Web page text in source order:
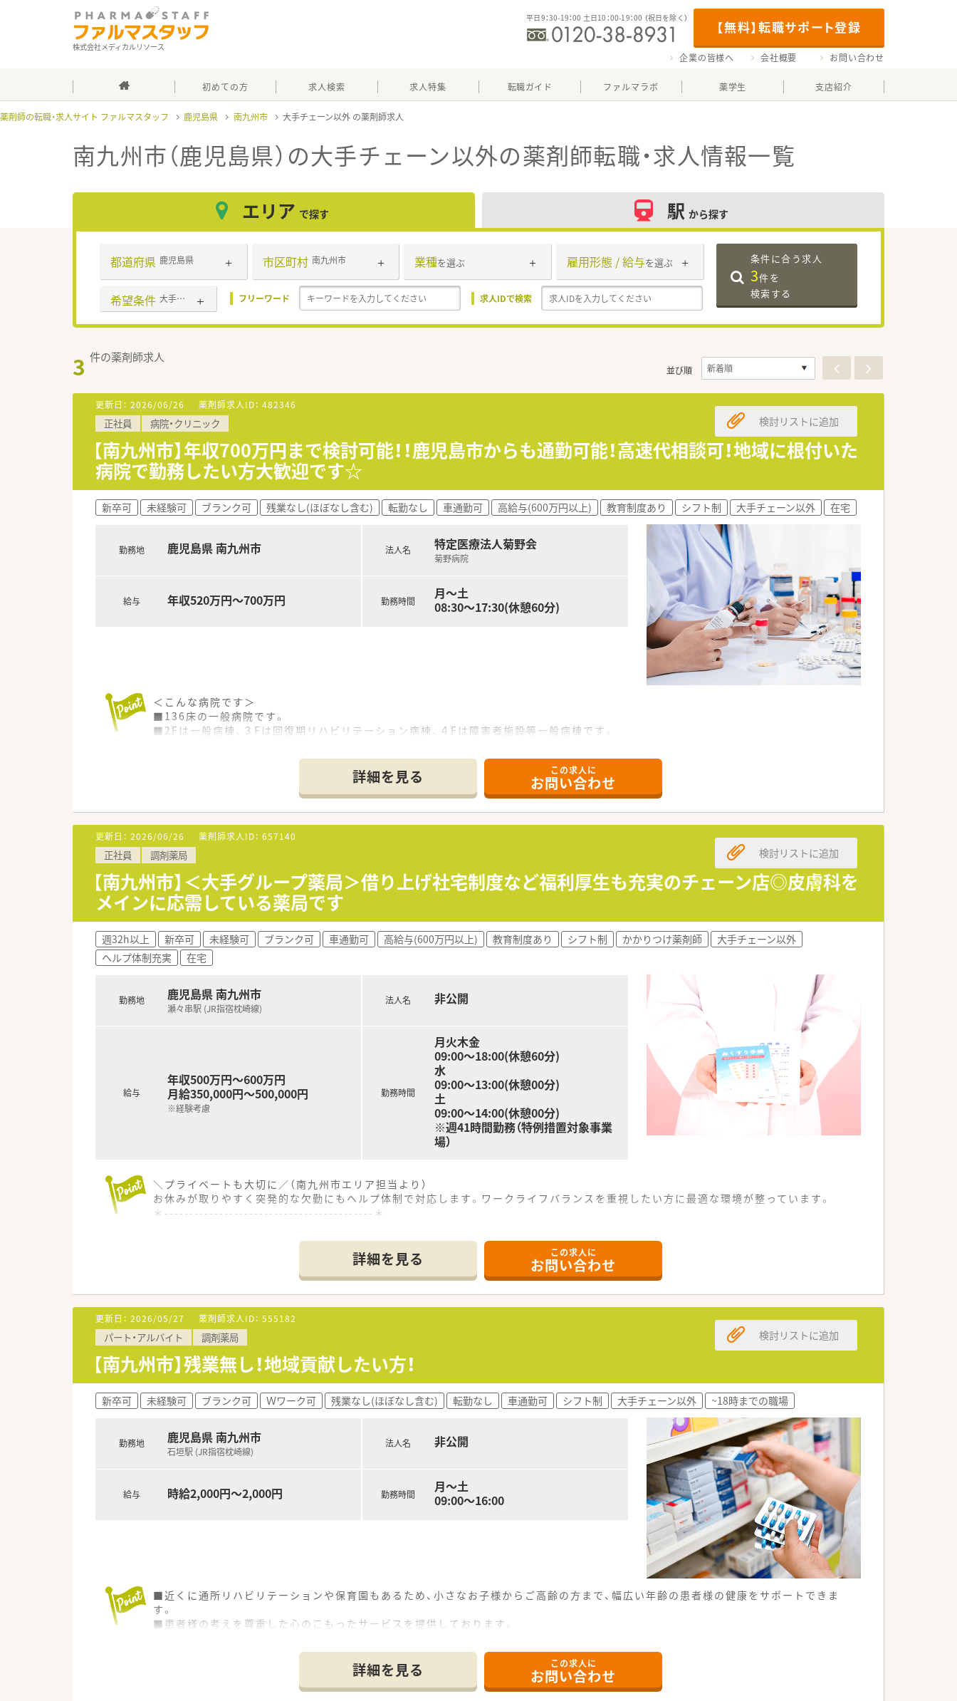
株式会社メディカルリソース
【無料】転職サポート登録
平日9：30-19：00 土日10：00-19：00 （祝日を除く）
企業の皆様へ 会社概要 お問い合わせ
初めての方 求人検索 求人特集 転職ガイド ファルマラボ 薬学生 支店紹介
薬剤師の転職・求人サイト ファルマスタッフ 鹿児島県 南九州市 大手チェーン以外
南九州市（鹿児島県）の大手チェーン以外の薬剤師転職・求人情報一覧
エリア で探す 駅 から探す
都道府県 鹿児島県 市区町村 南九州市 業種を選ぶ 雇用形態 / 給与を選ぶ
希望条件 大手チェーン以外 フリーワード 求人IDで検索
条件に合う求人
3件を
検索する
3 件の薬剤師求人
並び順
更新日： 2026/06/26 薬剤師求人ID： 482346
正社員 病院・クリニック
【南九州市】年収700万円まで検討可能！！鹿児島市からも通勤可能！高速代相談可！地域に根付いた
病院で勤務したい方大歓迎です☆
検討リストに追加
新卒可 未経験可 ブランク可 残業なし(ほぼなし含む) 転勤なし 車通勤可 高給与(600万円以上) 教育制度あり シフト制 大手チェーン以外 在宅
勤務地 鹿児島県 南九州市
給与 年収520万円～700万円
法人名 特定医療法人菊野会
菊野病院
勤務時間
月～土
08:30～17:30(休憩60分)
＜こんな病院です＞
■136床の一般病院です。
■2Fは一般病棟、３Fは回復期リハビリテーション病棟、４Fは障害者施設等一般病棟です。
■目指す医療は、「きく」医療。患者様・利用者様のお話を聴き、なにげない会話からその方の想いや状態を汲み取ることが、ひとりひと
りに応じた「効く」医療・介護につながるように患者様ファーストの意識を持って運営しております。
■地域のお祭り・講演会・ボランティアの受け入れなど活動にも力を入れており、地域の根付いた病院です。
■病院の前には足湯が入れるスペースがあり、地域の方が集まれるスペースなどもございます。
■年間休日が109日になり、年末年始もしっかりとお休みを取ることができます。
■病院勤務者の30％以上は鹿児島市内よりご勤務されており、道も混まない為鹿児島市内にお住いの方も大歓迎です。
＜職場環境＞
■現在、40代男性がご勤務されております。
■助手さんは3名おります。
■色んな業種の方がご勤務されておりますが、関係性が良くチーム医療をする環境が整っております。
■食堂が完備されてますが、職員の方は１回350円でご利用頂けます。
■寮は2024年に改築しておりますので綺麗です。月23,000円で利用可能です。
■有給取得率は70%以上ございます。
＜業務内容＞
■調剤業務
■処方監査
■今後は病棟服薬指導も検討されております。
詳細を見る この求人に
お問い合わせ
更新日： 2026/06/26 薬剤師求人ID： 657140
正社員 調剤薬局
【南九州市】＜大手グループ薬局＞借り上げ社宅制度など福利厚生も充実のチェーン店◎皮膚科を
メインに応需している薬局です
検討リストに追加
週32h以上 新卒可 未経験可 ブランク可 車通勤可 高給与(600万円以上) 教育制度あり シフト制 かかりつけ薬剤師
大手チェーン以外
ヘルプ体制充実
在宅
勤務地 鹿児島県 南九州市
瀬々串駅 (JR指宿枕崎線)
給与
年収500万円～600万円
月給350,000円～500,000円
※経験考慮
法人名 非公開
勤務時間
月火木金
09:00～18:00(休憩60分)
水
09:00～13:00(休憩00分)
土
09:00～14:00(休憩00分)
※週41時間勤務（特例措置対象事業
場）
＼プライベートも大切に／（南九州市エリア担当より）
お休みが取りやすく突発的な欠勤にもヘルプ体制で対応します。ワークライフバランスを重視したい方に最適な環境が整っています。
＊------------------------------------------＊
【店舗情報と応需状況について】
■瀬々串駅から車で30分ほどの南九州市に位置しており、広範囲からのマイカー通勤も非常に便利な立地です。
■皮膚科の処方箋を1日に約200枚ほど応需しており、非常に多くの症例に触れながら経験を積むことができます。
■薬剤師は常勤3名とパート1名に加えて応援が1名在籍しており、事務スタッフも4名体制でサポートします。
【募集背景と求める人物像について】
■応需枚数の多さに対応しつつ体制を強化するための増員募集であり、即戦力として活躍できる方を求めています。
■患者様ファーストの精神を持ち、地域の医療に貢献したいという高いホスピタリティがある方を歓迎します。
■在宅医療やかかりつけ薬剤師としての業務に対して、抵抗なく前向きにチャレンジできる方を求めています。
【法人特徴について】
■鹿児島県と宮崎県を中心に計13店舗を展開しており、地域に根差した安定的な企業成長を続けています。
■全国展開を行う大手調剤薬局チェーンのグループ傘下に入っているため、非常に安定した経営母体を誇ります。
■クリニックの誘致による開局を進めてきた実績があり、応需元である医療機関との良好な関係が特徴です。
【求人情報について】
■正社員として勤務薬剤師を募集しており、皮膚科の専門性を高めたい方や在宅医療に興味がある方を歓迎します。
■薬剤師免許をお持ちであれば調剤未経験の方や新卒の方も応募可能で、転職回数が多くない方を対象としています。
■面接はZOOMを用いたオンライン形式で実施されるため、現職で忙しい方もスケジュール調整が容易です。
詳細を見る この求人に
お問い合わせ
更新日： 2026/05/27 薬剤師求人ID： 555182
パート・アルバイト 調剤薬局
【南九州市】残業無し！地域貢献したい方！
検討リストに追加
新卒可 未経験可 ブランク可 Ｗワーク可 残業なし(ほぼなし含む) 転勤なし 車通勤可 シフト制 大手チェーン以外 ~18時までの職場
勤務地 鹿児島県 南九州市
石垣駅 (JR指宿枕崎線)
給与 時給2,000円～2,000円
法人名 非公開
勤務時間
月～土
09:00～16:00
■近くに通所リハビリテーションや保育園もあるため、小さなお子様からご高齢の方まで、幅広い年齢の患者様の健康をサポートできま
す。
■患者様の考えを尊重した心のこもったサービスを提供しております。
詳細を見る この求人に
お問い合わせ